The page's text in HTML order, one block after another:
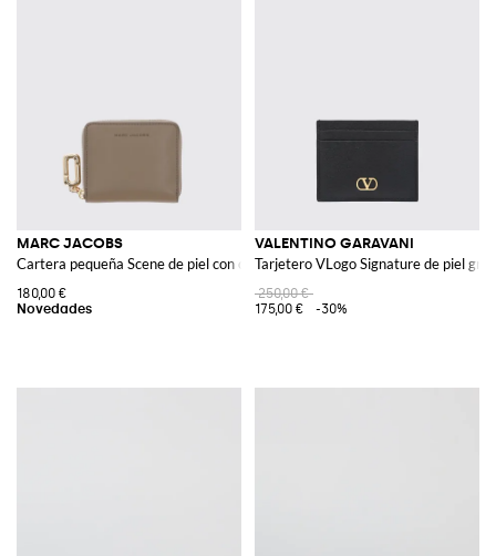
MARC JACOBS
Cartera pequeña Scene de piel con cierre de cremallera y ranuras para
180,00 €
VALENTINO GARAVANI
Tarjetero VLogo Signature de piel
250,00 €
175,00 €
-30%